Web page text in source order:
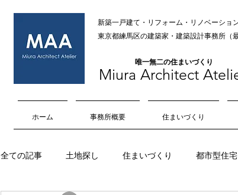
新築一戸建て・リフォーム・リノベーショ
東京都練馬区の建築家・建築設計事務所（
Miura Architect
​唯一無二の住まいづくり
ホーム 事務所概要 住まいづくり
全ての記事 土地探し 住まいづくり 都市型住宅